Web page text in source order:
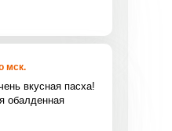
обработки
мск.
вкусная пасха!
обалденная